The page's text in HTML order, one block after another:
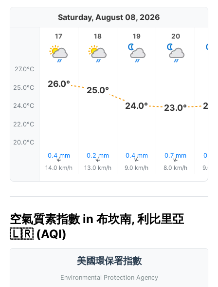
Saturday, August 08, 2026
27.0°C
25.0°C
24.0°C
22.0°C
20.0°C
17
26.0°
0.4 mm
↑
14.0 km/h
18
25.0°
0.2 mm
↑
13.0 km/h
19
24.0°
0.4 mm
↑
9.0 km/h
20
23.0°
0.7 mm
↑
8.0 km/h
0.8
9.0
空氣質素指數 in 布坎南, 利比里亞
🇱🇷 (AQI)
美國環保署指數
Environmental Protection Agency